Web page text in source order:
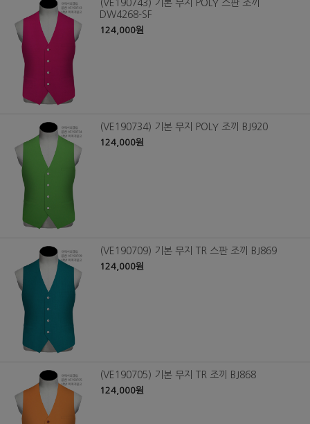
(VE190743) 기본 무지 POLY 스판 조끼
DW4268-SF
124,000원
(VE190734) 기본 무지 POLY 조끼 BJ920
124,000원
(VE190709) 기본 무지 TR 스판 조끼 BJ869
124,000원
(VE190705) 기본 무지 TR 조끼 BJ868
124,000원